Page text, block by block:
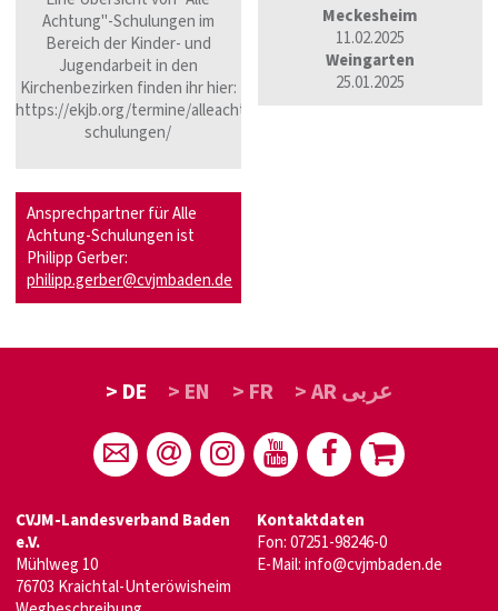
Achtung"-Schulungen im
Bereich der Kinder- und
Jugendarbeit in den
Kirchenbezirken finden ihr hier:
https://ekjb.org/termine/alleachtung-
schulungen/
Ansprechpartner für Alle
Achtung-Schulungen ist
Philipp Gerber:
philipp.gerber@cvjmbaden.de
Meckesheim
11.02.2025
Weingarten
25.01.2025
> DE > EN > FR > AR عربى
CVJM-Landesverband Baden
e.V.
Mühlweg 10
76703 Kraichtal-Unteröwisheim
Kontaktdaten
Fon: 07251-98246-0
E-Mail:info@cvjmbaden.de